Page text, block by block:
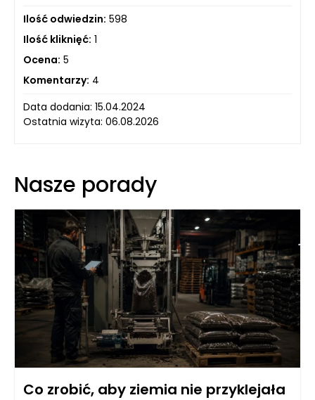
Ilość odwiedzin: 598
Ilość kliknięć: 1
Ocena: 5
Komentarzy: 4
Data dodania: 15.04.2024
Ostatnia wizyta: 06.08.2026
Nasze porady
Co zrobić, aby ziemia nie przyklejała